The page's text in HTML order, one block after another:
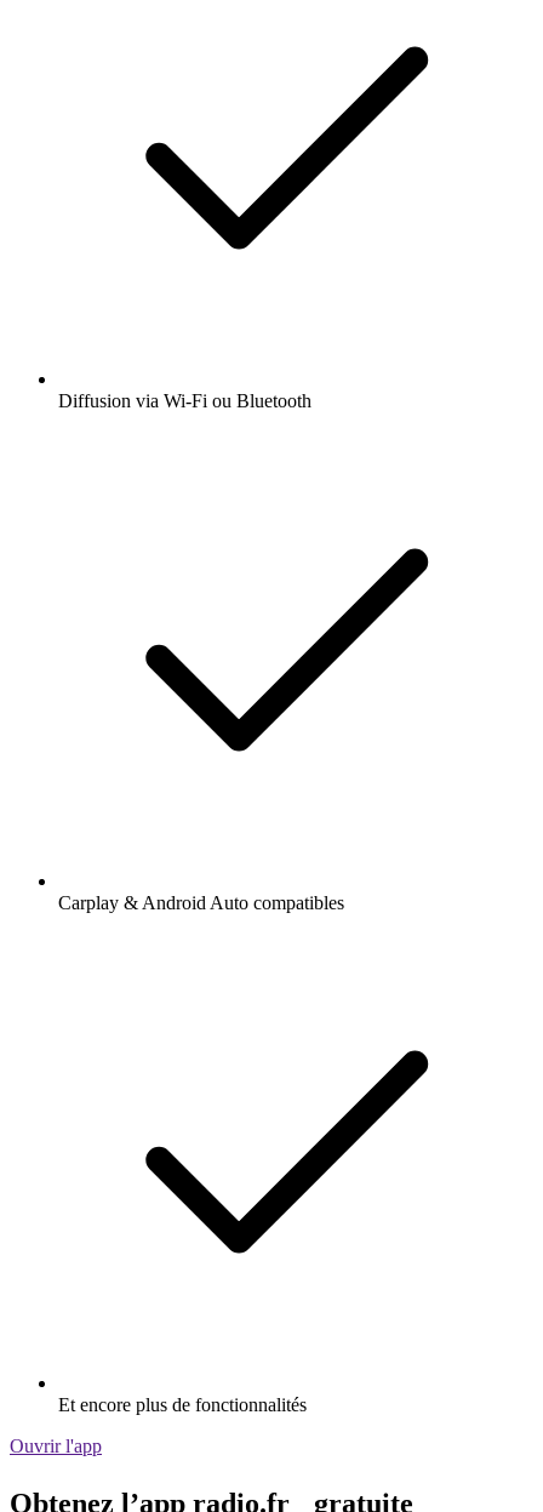
Diffusion via Wi-Fi ou Bluetooth
Carplay & Android Auto compatibles
Et encore plus de fonctionnalités
Ouvrir l'app
Obtenez l’app radio.fr gratuite